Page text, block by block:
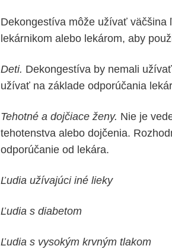
Dekongestíva môže užívať
lekárnikom alebo lekárom, aby
Deti. Dekongestíva by nemali
užívať na základe odporúčania
Tehotné a dojčiace ženy. Nie je
tehotenstva alebo dojčenia.
odporúčanie od lekára.
Ľudia užívajúci iné lieky
Ľudia s diabetom
Ľudia s vysokým krvným tlakom